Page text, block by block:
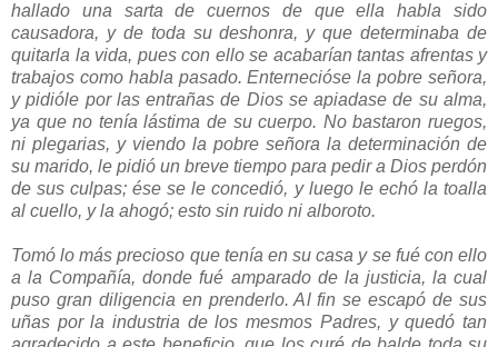
hallado una sarta de cuernos de que ella habla sido
causadora, y de toda su deshonra, y que determinaba de
quitarla la vida, pues con ello se acabarían tantas afrentas y
trabajos como habla pasado. Enternecióse la pobre señora,
y pidióle por las entrañas de Dios se apiadase de su alma,
ya que no tenía lástima de su cuerpo. No bastaron ruegos,
ni plegarias, y viendo la pobre señora la determinación de
su marido, le pidió un breve tiempo para pedir a Dios perdón
de sus culpas; ése se le concedió, y luego le echó la toalla
al cuello, y la ahogó; esto sin ruido ni alboroto.
Tomó lo más precioso que tenía en su casa y se fué con ello
a la Compañía, donde fué amparado de la justicia, la cual
puso gran diligencia en prenderlo. Alfin se escapó de sus
uñas por la industria de los mesmos Padres, y quedó tan